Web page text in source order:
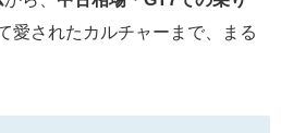
愛されたカルチャーまで、まる